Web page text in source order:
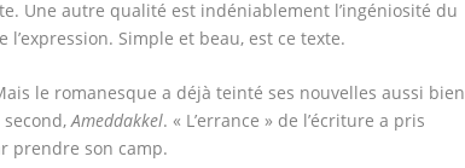
Une autre qualité est indéniablement l’ingéniosité du
Simple et beau, est ce texte.
le romanesque a déjà teinté ses nouvelles aussi bien
second,Ameddakkel. « L’errance » de l’écriture a pris
prendre son camp.